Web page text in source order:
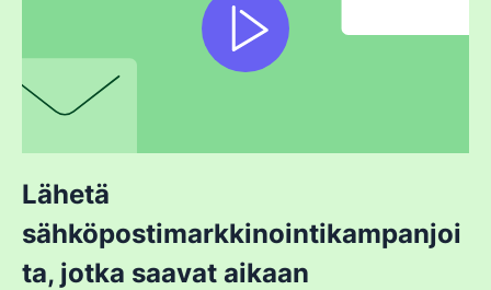
Lähetä
sähköpostimarkkinointikampanjoi
ta, jotka saavat aikaan